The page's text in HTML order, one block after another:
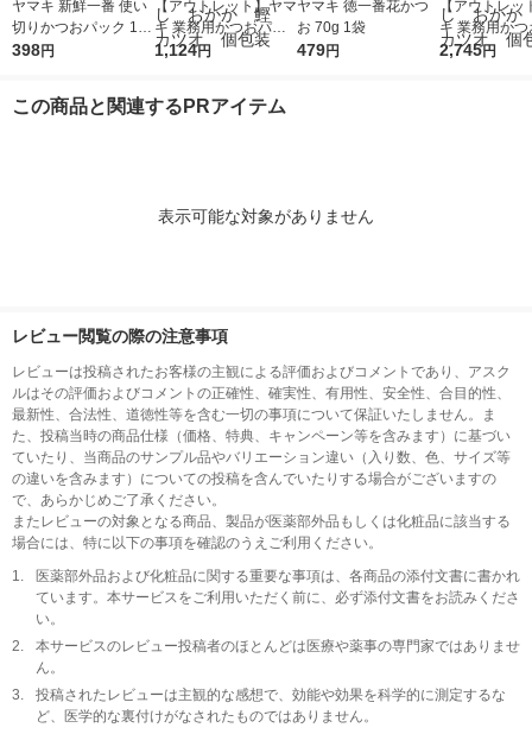
ヤマキ 新鮮一番 使い
切りかつおパック 1.5
g×8袋 1セット（1個×
398円
【アウトレット】ヤマ
キ 業務用かつおパッ
ク40p（1g×40袋入）
かか 鰹 カツオ 個
1,124円
ヤマキ 徳一番花かつ
お 70g 1袋
479円
【アウトレッ
キ 業務用か
ク40p（
2,745円
この商品と関連するPRアイテム
表示可能な対象がありません
レビュー閲覧の際の注意事項
レビューは投稿されたお客様の主観による評価およびコメントであり、アスク
ルはその評価およびコメントの正確性、確実性、有用性、安全性、合目的性、
最新性、合法性、道徳性等を含む一切の事項について保証いたしません。ま
た、投稿当時の商品仕様（価格、特典、キャンペーン等を含みます）に基づい
ていたり、当商品のサンプル品やバリエーション違い（入り数、色、サイズ等
の違いを含みます）についての投稿を含んでいたりする場合がございますの
で、あらかじめご了承ください。
またレビューの対象となる商品、製品が医薬部外品もしくは化粧品に該当する
場合には、特に以下の事項を確認のうえご利用ください。
1.
医薬部外品および化粧品に関する重要な事項は、各商品の添付文書に書かれ
ています。本サービスをご利用いただく前に、必ず添付文書をお読みくださ
い。
2.
本サービスのレビュー投稿者のほとんどは医療や薬事の専門家ではありませ
ん。
3.
投稿されたレビューは主観的な感想で、効能や効果を科学的に測定するな
ど、医学的な裏付けがなされたものではありません。